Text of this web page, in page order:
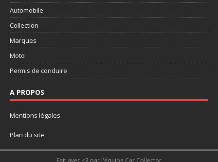
Automobile
Collection
Marques
Moto
Permis de conduire
A PROPOS
Mentions légales
Plan du site
Fait avec <3 par l'équipe Car Collector